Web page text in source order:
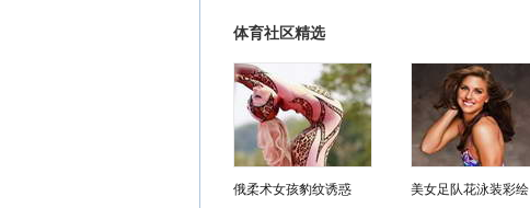
体育社区精选
俄柔术女孩豹纹诱惑 美女足队花泳装彩绘